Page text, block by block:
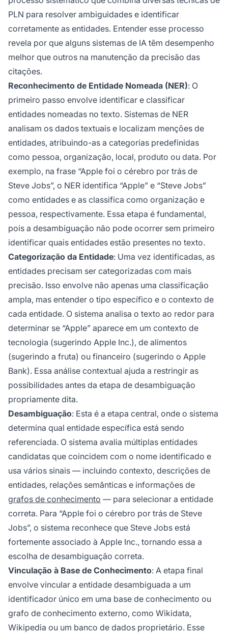
PLN para resolver ambiguidades e identificar
corretamente as entidades. Entender esse processo
revela por que alguns sistemas de IA têm desempenho
melhor que outros na manutenção da precisão das
citações.
Reconhecimento de Entidade Nomeada (NER): O
primeiro passo envolve identificar e classificar
entidades nomeadas no texto. Sistemas de NER
analisam os dados textuais e localizam menções de
entidades, atribuindo-as a categorias predefinidas
como pessoa, organização, local, produto ou data. Por
exemplo, na frase “Apple foi o cérebro por trás de
Steve Jobs”, o NER identifica “Apple” e “Steve Jobs”
como entidades e as classifica como organização e
pessoa, respectivamente. Essa etapa é fundamental,
pois a desambiguação não pode ocorrer sem primeiro
identificar quais entidades estão presentes no texto.
Categorização da Entidade: Uma vez identificadas, as
entidades precisam ser categorizadas com mais
precisão. Isso envolve não apenas uma classificação
ampla, mas entender o tipo específico e o contexto de
cada entidade. O sistema analisa o texto ao redor para
determinar se “Apple” aparece em um contexto de
tecnologia (sugerindo Apple Inc.), de alimentos
(sugerindo a fruta) ou financeiro (sugerindo o Apple
Bank). Essa análise contextual ajuda a restringir as
possibilidades antes da etapa de desambiguação
propriamente dita.
Desambiguação: Esta é a etapa central, onde o sistema
determina qual entidade específica está sendo
referenciada. O sistema avalia múltiplas entidades
candidatas que coincidem com o nome identificado e
usa vários sinais — incluindo contexto, descrições de
entidades, relações semânticas e informações de
grafos de conhecimento — para selecionar a entidade
correta. Para “Apple foi o cérebro por trás de Steve
Jobs”, o sistema reconhece que Steve Jobs está
fortemente associado à Apple Inc., tornando essa a
escolha de desambiguação correta.
Vinculação à Base de Conhecimento: A etapa final
envolve vincular a entidade desambiguada a um
identificador único em uma base de conhecimento ou
grafo de conhecimento externo, como Wikidata,
Wikipedia ou um banco de dados proprietário. Esse